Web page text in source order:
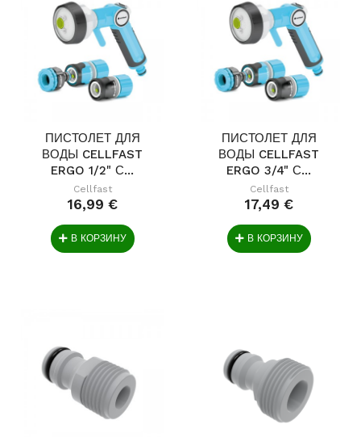
ПИСТОЛЕТ ДЛЯ
ВОДЫ CELLFAST
ERGO 1/2" С...
Cellfast
16,99 €
В КОРЗИНУ
ПИСТОЛЕТ ДЛЯ
ВОДЫ CELLFAST
ERGO 3/4" С...
Cellfast
17,49 €
В КОРЗИНУ